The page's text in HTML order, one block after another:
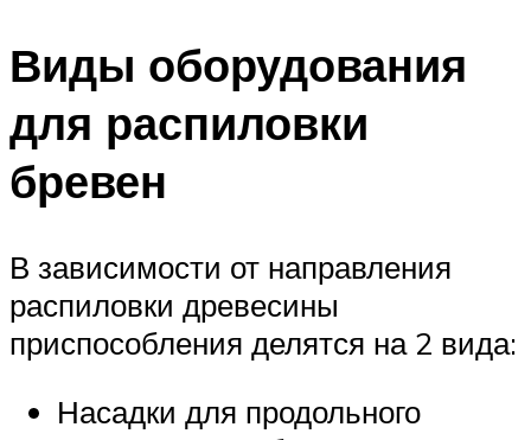
Виды оборудования
для распиловки
бревен
В зависимости от направления
распиловки древесины
приспособления делятся на 2 вида:
Насадки для продольного